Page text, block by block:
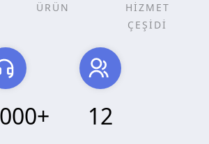
ÜRÜN
HİZMET
ÇEŞİDİ
+ 12